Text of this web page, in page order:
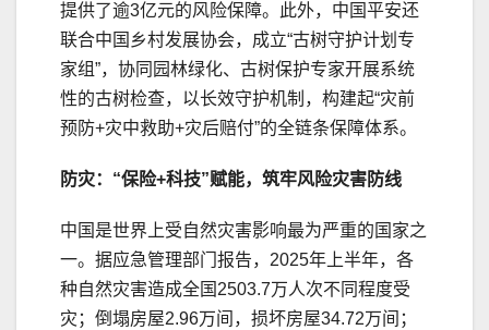
提供了逾3亿元的风险保障。此外，中国平安还
联合中国乡村发展协会，成立“古树守护计划专
家组”，协同园林绿化、古树保护专家开展系统
性的古树检查，以长效守护机制，构建起“灾前
预防+灾中救助+灾后赔付”的全链条保障体系。
防灾： “保险+科技”赋能，筑牢风险灾害防线
中国是世界上受自然灾害影响最为严重的国家之
一。据应急管理部门报告，2025年上半年，各
种自然灾害造成全国2503.7万人次不同程度受
灾；倒塌房屋2.96万间，损坏房屋34.72万间；